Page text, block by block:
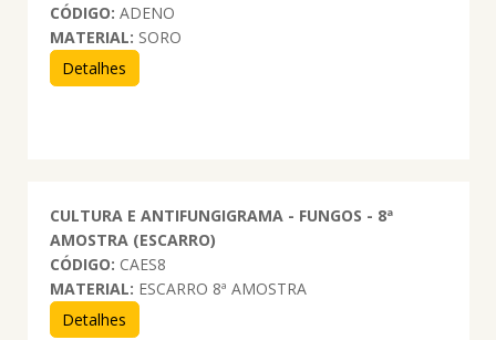
CÓDIGO: ADENO
MATERIAL: SORO
Detalhes
CULTURA E ANTIFUNGIGRAMA - FUNGOS - 8ª
AMOSTRA (ESCARRO)
CÓDIGO: CAES8
MATERIAL: ESCARRO 8ª AMOSTRA
Detalhes